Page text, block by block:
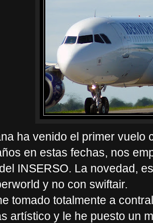
ha venido el primer vuelo
en estas fechas, nos
INSERSO. La novedad,
y no con swiftair.
tomado totalmente a
artístico y le he puesto un